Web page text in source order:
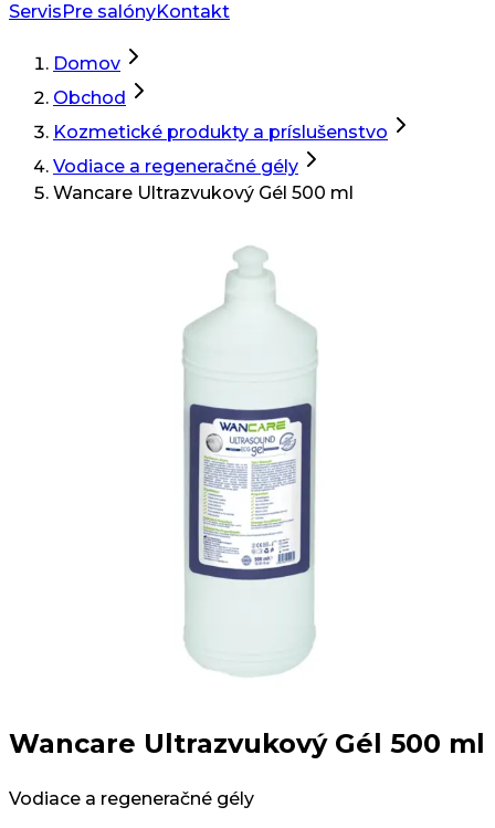
Servis Pre salónyKontakt
Domov
Obchod
Kozmetické produkty a príslušenstvo
Vodiace a regeneračné gély
Wancare Ultrazvukový Gél 500 ml
Wancare Ultrazvukový Gél 500 ml
Vodiace a regeneračné gély